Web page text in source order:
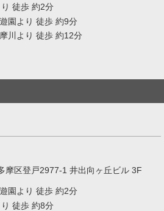
徒歩 約2分
園より 徒歩 約9分
川より 徒歩 約12分
摩区登戸2977-1 井出向ヶ丘ビル 3F
園より 徒歩 約2分
徒歩 約8分